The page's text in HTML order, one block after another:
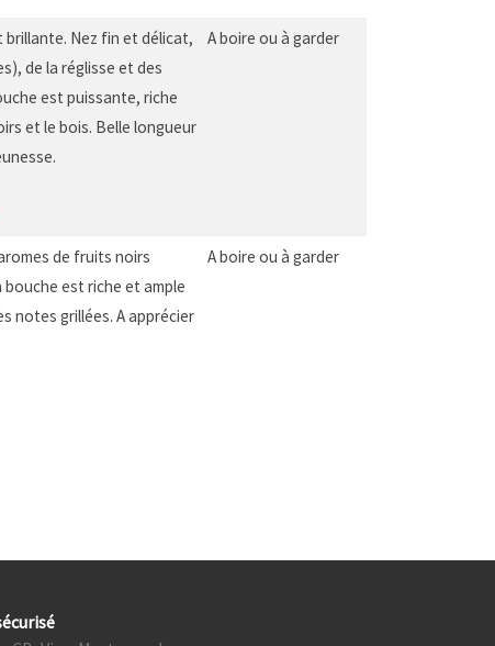
brillante. Nez fin et délicat,
de la réglisse et des
est puissante, riche
et le bois. Belle longueur
A boire ou à garder
de fruits noirs
est riche et ample
notes grillées. A apprécier
A boire ou à garder